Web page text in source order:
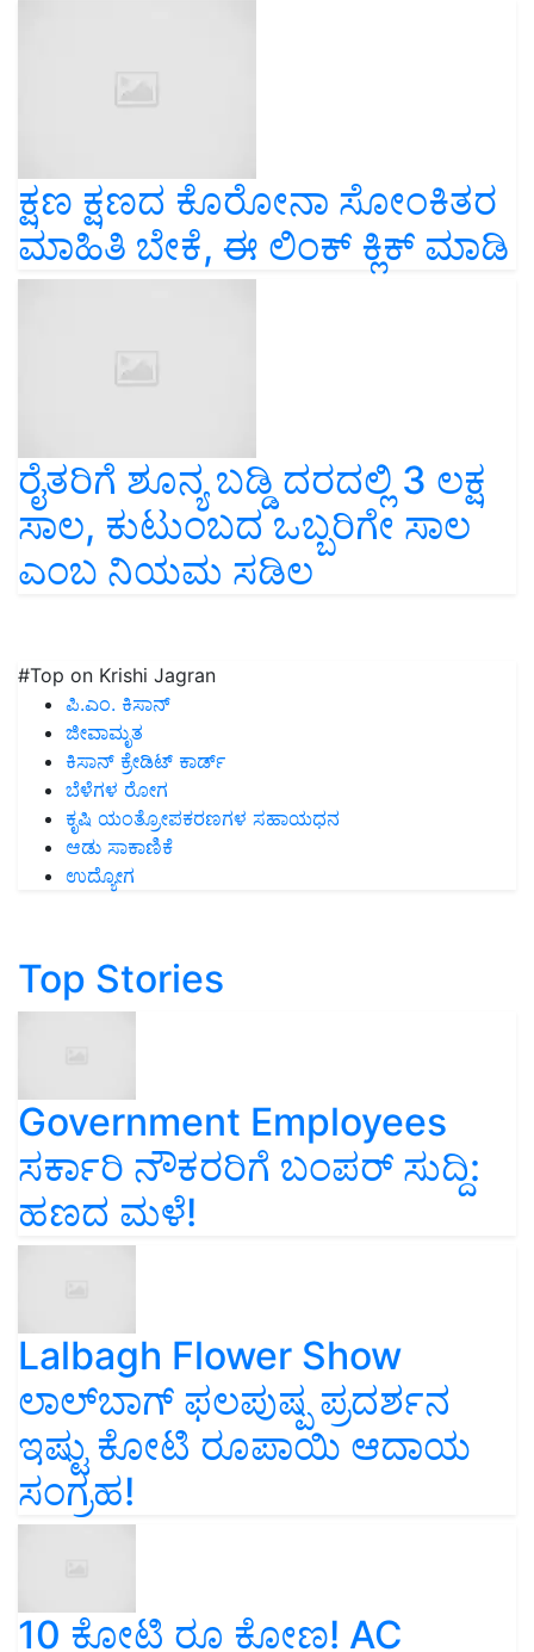
ಕ್ಷಣ ಕ್ಷಣದ ಕೊರೋನಾ ಸೋಂಕಿತರ
ಮಾಹಿತಿ ಬೇಕೆ, ಈ ಲಿಂಕ್ ಕ್ಲಿಕ್ ಮಾಡಿ
ರೈತರಿಗೆ ಶೂನ್ಯ ಬಡ್ಡಿ ದರದಲ್ಲಿ 3 ಲಕ್ಷ
ಸಾಲ, ಕುಟುಂಬದ ಒಬ್ಬರಿಗೇ ಸಾಲ
ಎಂಬ ನಿಯಮ ಸಡಿಲ
#Top on Krishi Jagran
ಪಿ.ಎಂ. ಕಿಸಾನ್
ಜೀವಾಮೃತ
ಕಿಸಾನ್ ಕ್ರೇಡಿಟ್ ಕಾರ್ಡ್
ಬೆಳೆಗಳ ರೋಗ
ಕೃಷಿ ಯಂತ್ರೋಪಕರಣಗಳ ಸಹಾಯಧನ
ಆಡು ಸಾಕಾಣಿಕೆ
ಉದ್ಯೋಗ
Top Stories
Government Employees
ಸರ್ಕಾರಿ ನೌಕರರಿಗೆ ಬಂಪರ್‌ ಸುದ್ದಿ:
ಹಣದ ಮಳೆ!
Lalbagh Flower Show
ಲಾಲ್‌ಬಾಗ್ ಫಲಪುಷ್ಪ ಪ್ರದರ್ಶನ
ಇಷ್ಟು ಕೋಟಿ ರೂಪಾಯಿ ಆದಾಯ
ಸಂಗ್ರಹ!
10 ಕೋಟಿ ರೂ ಕೋಣ! AC